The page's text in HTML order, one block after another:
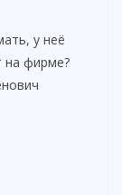
у неё
на фирме?